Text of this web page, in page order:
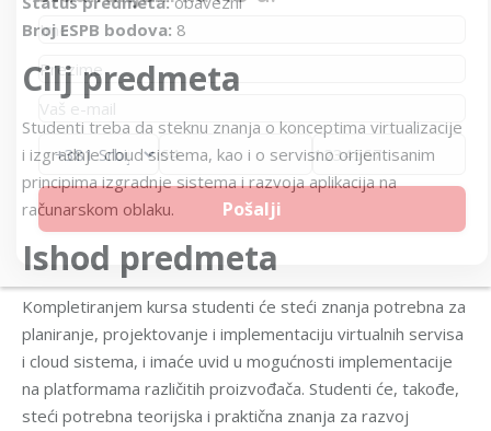
Broj ESPB bodova: 8
Cilj predmeta
Studenti treba da steknu znanja o konceptima virtualizacije
i izgradnje cloud sistema, kao i o servisno orijentisanim
principima izgradnje sistema i razvoja aplikacija na
računarskom oblaku.
Ishod predmeta
Kompletiranjem kursa studenti će steći znanja potrebna za
planiranje, projektovanje i implementaciju virtualnih servisa
i cloud sistema, i imaće uvid u mogućnosti implementacije
na platformama različitih proizvođača. Studenti će, takođe,
steći potrebna teorijska i praktična znanja za razvoj